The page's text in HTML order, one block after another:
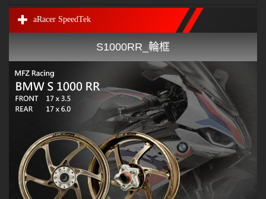
aRacer SpeedTek
S1000RR_輪框